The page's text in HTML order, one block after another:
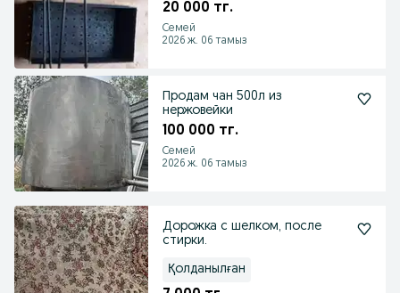
20 000 тг.
Семей
2026 ж. 06 тамыз
Продам чан 500л из
нержовейки
100 000 тг.
Семей
2026 ж. 06 тамыз
Дорожка с шелком, после
стирки.
Қолданылған